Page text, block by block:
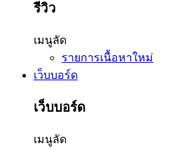
รีวิว
เมนูลัด
รายการเนื้อหาใหม่
เว็บบอร์ด
เว็บบอร์ด
เมนูลัด